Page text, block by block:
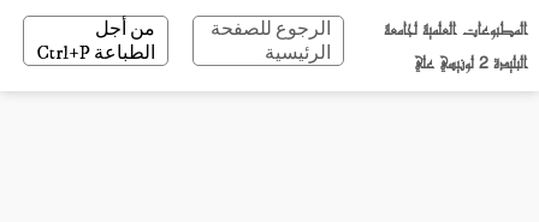
المطبوعات العلمية لجامعة
البليدة 2 لونيسي علي
الرجوع للصفحة
الرئيسية
من أجل
الطباعة Ctrl+P